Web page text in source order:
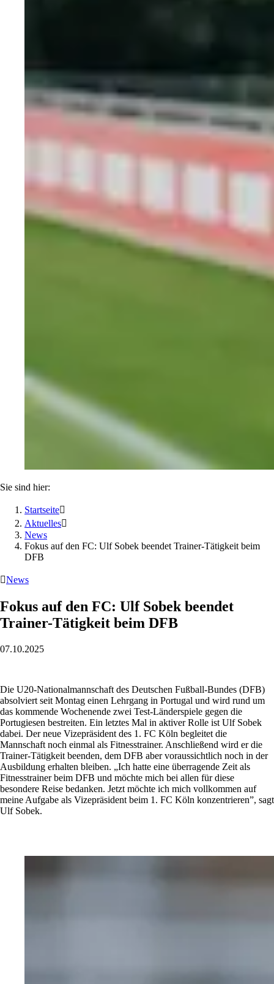
Sie sind hier:
Startseite
Aktuelles
News
Fokus auf den FC: Ulf Sobek beendet Trainer-Tätigkeit beim
DFB
News
Fokus auf den FC: Ulf Sobek beendet
Trainer-Tätigkeit beim DFB
07.10.2025
Die U20-Nationalmannschaft des Deutschen Fußball-Bundes (DFB)
absolviert seit Montag einen Lehrgang in Portugal und wird rund um
das kommende Wochenende zwei Test-Länderspiele gegen die
Portugiesen bestreiten. Ein letztes Mal in aktiver Rolle ist Ulf Sobek
dabei. Der neue Vizepräsident des 1. FC Köln begleitet die
Mannschaft noch einmal als Fitnesstrainer. Anschließend wird er die
Trainer-Tätigkeit beenden, dem DFB aber voraussichtlich noch in der
Ausbildung erhalten bleiben. „Ich hatte eine überragende Zeit als
Fitnesstrainer beim DFB und möchte mich bei allen für diese
besondere Reise bedanken. Jetzt möchte ich mich vollkommen auf
meine Aufgabe als Vizepräsident beim 1. FC Köln konzentrieren”, sagt
Ulf Sobek.